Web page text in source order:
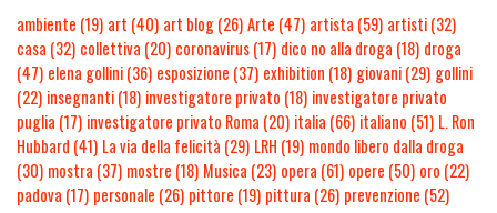
ambiente (19) art (40) art blog(26)Arte (47) artista (59) artisti(32)
casa (32) collettiva (20) coronavirus(17) dico no alla droga (18) droga
(47) elena gollini(36) esposizione (37) exhibition (18) giovani(29) gollini
(22) insegnanti(18) investigatore privato (18) investigatore privato
puglia (17) investigatore privato Roma (20) italia (66) italiano (51) L. Ron
Hubbard (41) La via della felicità (29) LRH (19) mondo libero dalla droga
(30) mostra (37) mostre (18) Musica (23) opera (61) opere (50) oro (22)
padova (17) personale (26) pittore (19) pittura (26) prevenzione (52)